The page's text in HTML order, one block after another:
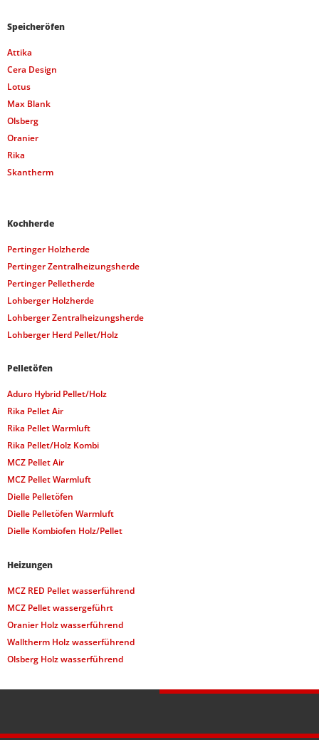
Speicheröfen
Attika
Cera Design
Lotus
Max Blank
Olsberg
Oranier
Rika
Skantherm
Kochherde
Pertinger Holzherde
Pertinger Zentralheizungsherde
Pertinger Pelletherde
Lohberger Holzherde
Lohberger Zentralheizungsherde
Lohberger Herd Pellet/Holz
Pelletöfen
Aduro Hybrid Pellet/Holz
Rika Pellet Air
Rika Pellet Warmluft
Rika Pellet/Holz Kombi
MCZ Pellet Air
MCZ Pellet Warmluft
Dielle Pelletöfen
Dielle Pelletöfen Warmluft
Dielle Kombiofen Holz/Pellet
Heizungen
MCZ RED Pellet wasserführend
MCZ Pellet wassergeführt
Oranier Holz wasserführend
Walltherm Holz wasserführend
Olsberg Holz wasserführend